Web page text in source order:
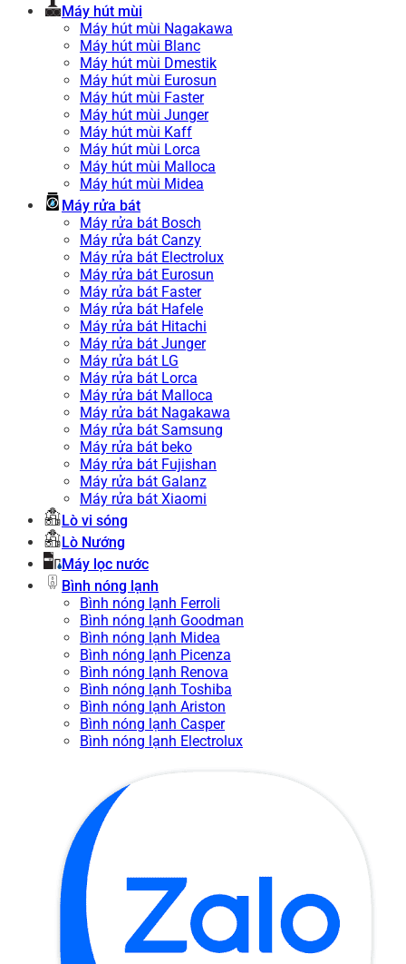
Máy hút mùi
Máy hút mùi Nagakawa
Máy hút mùi Blanc
Máy hút mùi Dmestik
Máy hút mùi Eurosun
Máy hút mùi Faster
Máy hút mùi Junger
Máy hút mùi Kaff
Máy hút mùi Lorca
Máy hút mùi Malloca
Máy hút mùi Midea
Máy rửa bát
Máy rửa bát Bosch
Máy rửa bát Canzy
Máy rửa bát Electrolux
Máy rửa bát Eurosun
Máy rửa bát Faster
Máy rửa bát Hafele
Máy rửa bát Hitachi
Máy rửa bát Junger
Máy rửa bát LG
Máy rửa bát Lorca
Máy rửa bát Malloca
Máy rửa bát Nagakawa
Máy rửa bát Samsung
Máy rửa bát beko
Máy rửa bát Fujishan
Máy rửa bát Galanz
Máy rửa bát Xiaomi
Lò vi sóng
Lò Nướng
Máy lọc nước
Bình nóng lạnh
Bình nóng lạnh Ferroli
Bình nóng lạnh Goodman
Bình nóng lạnh Midea
Bình nóng lạnh Picenza
Bình nóng lạnh Renova
Bình nóng lạnh Toshiba
Bình nóng lạnh Ariston
Bình nóng lạnh Casper
Bình nóng lạnh Electrolux